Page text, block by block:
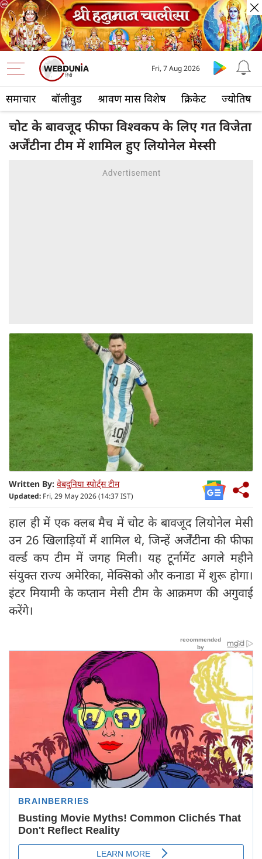
समाचार बॉलीवुड श्रावण मास विशेष क्रिकेट ज्योतिष
Fri, 7 Aug 2026
चोट के बावजूद फीफा विश्वकप के लिए गत विजेता
अर्जेंटीना टीम में शामिल हुए लियोनेल मेस्सी
Written By: वेबदुनिया स्पोर्ट्स टीम
Updated: Fri, 29 May 2026 (14:37 IST)
हाल ही में एक क्लब मैच में चोट के बावजूद लियोनेल मेसी
उन 26 खिलाड़ियों में शामिल थे, जिन्हें अर्जेंटीना की फीफा
वर्ल्ड कप टीम में जगह मिली। यह टूर्नामेंट अगले महीने
संयुक्त राज्य अमेरिका, मेक्सिको और कनाडा में शुरू होगा।
इंटर मियामी के कप्तान मेसी टीम के आक्रमण की अगुवाई
करेंगे।